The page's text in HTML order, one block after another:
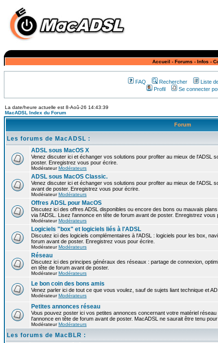
Accueil - Forums - Infos -
FAQ Rechercher
Liste
Profil
Se connecter
La date/heure actuelle est 8-Aoû-26 14:43:39
MacADSL Index du Forum
Forum
Les forums de MacADSL :
ADSL sous MacOS X
Venez discuter ici et échanger vos solutions pour profiter au mieux de l'ADSL
poster. Enregistrez vous pour écrire.
ModérateurModérateurs
ADSL sous MacOS Classic.
Venez discuter ici et échanger vos solutions pour profiter au mieux de l'ADSL
avant de poster. Enregistrez vous pour écrire.
ModérateurModérateurs
Offres ADSL pour MacOS
Discutez ici des offres ADSL disponibles ou encore des bons ou mauvais
via l'ADSL. Lisez l'annonce en tête de forum avant de poster. Enregistrez vous
ModérateurModérateurs
Logiciels "box" et logiciels liés à l'ADSL
Discutez ici des logiciels complémentaires à l'ADSL : logiciels pour les box,
forum avant de poster. Enregistrez vous pour écrire.
ModérateurModérateurs
Réseau
Discutez ici des principes généraux des réseaux : partage de connexion,
en tête de forum avant de poster.
ModérateurModérateurs
Le bon coin des bons amis
Venez parler ici de tout ce que vous voulez, sauf de sujets liant technique et
ModérateurModérateurs
Petites annonces réseau
Vous pouvez poster ici vos petites annonces concernant votre matériel
l'annonce en tête de forum avant de poster. MacADSL ne saurait être tenu
ModérateurModérateurs
Les forums de MacBLR :